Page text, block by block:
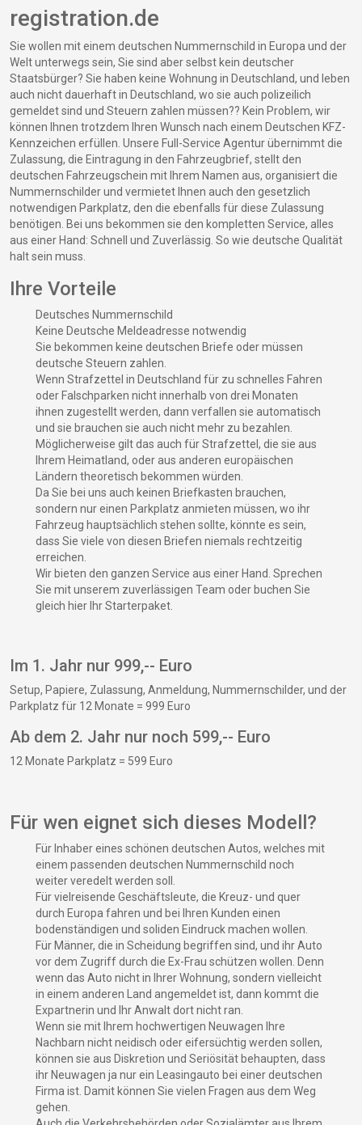
registration.de
Sie wollen mit einem deutschen Nummernschild in Europa und der
Welt unterwegs sein, Sie sind aber selbst kein deutscher
Staatsbürger? Sie haben keine Wohnung in Deutschland, und leben
auch nicht dauerhaft in Deutschland, wo sie auch polizeilich
gemeldet sind und Steuern zahlen müssen?? Kein Problem, wir
können Ihnen trotzdem Ihren Wunsch nach einem Deutschen KFZ-
Kennzeichen erfüllen. Unsere Full-Service Agentur übernimmt die
Zulassung, die Eintragung in den Fahrzeugbrief, stellt den
deutschen Fahrzeugschein mit Ihrem Namen aus, organisiert die
Nummernschilder und vermietet Ihnen auch den gesetzlich
notwendigen Parkplatz, den die ebenfalls für diese Zulassung
benötigen. Bei uns bekommen sie den kompletten Service, alles
aus einer Hand: Schnell und Zuverlässig. So wie deutsche Qualität
halt sein muss.
Ihre Vorteile
Deutsches Nummernschild
Keine Deutsche Meldeadresse notwendig
Sie bekommen keine deutschen Briefe oder müssen
deutsche Steuern zahlen.
Wenn Strafzettel in Deutschland für zu schnelles Fahren
oder Falschparken nicht innerhalb von drei Monaten
ihnen zugestellt werden, dann verfallen sie automatisch
und sie brauchen sie auch nicht mehr zu bezahlen.
Möglicherweise gilt das auch für Strafzettel, die sie aus
Ihrem Heimatland, oder aus anderen europäischen
Ländern theoretisch bekommen würden.
Da Sie bei uns auch keinen Briefkasten brauchen,
sondern nur einen Parkplatz anmieten müssen, wo ihr
Fahrzeug hauptsächlich stehen sollte, könnte es sein,
dass Sie viele von diesen Briefen niemals rechtzeitig
erreichen.
Wir bieten den ganzen Service aus einer Hand. Sprechen
Sie mit unserem zuverlässigen Team oder buchen Sie
gleich hier Ihr Starterpaket.
Im 1. Jahr nur 999,-- Euro
Setup, Papiere, Zulassung, Anmeldung, Nummernschilder, und der
Parkplatz für 12 Monate = 999 Euro
Ab dem 2. Jahr nur noch 599,-- Euro
12 Monate Parkplatz = 599 Euro
Für wen eignet sich dieses Modell?
Für Inhaber eines schönen deutschen Autos, welches mit
einem passenden deutschen Nummernschild noch
weiter veredelt werden soll.
Für vielreisende Geschäftsleute, die Kreuz- und quer
durch Europa fahren und bei Ihren Kunden einen
bodenständigen und soliden Eindruck machen wollen.
Für Männer, die in Scheidung begriffen sind, und ihr Auto
vor dem Zugriff durch die Ex-Frau schützen wollen. Denn
wenn das Auto nicht in Ihrer Wohnung, sondern vielleicht
in einem anderen Land angemeldet ist, dann kommt die
Expartnerin und Ihr Anwalt dort nicht ran.
Wenn sie mit Ihrem hochwertigen Neuwagen Ihre
Nachbarn nicht neidisch oder eifersüchtig werden sollen,
können sie aus Diskretion und Seriösität behaupten, dass
ihr Neuwagen ja nur ein Leasingauto bei einer deutschen
Firma ist. Damit können Sie vielen Fragen aus dem Weg
gehen.